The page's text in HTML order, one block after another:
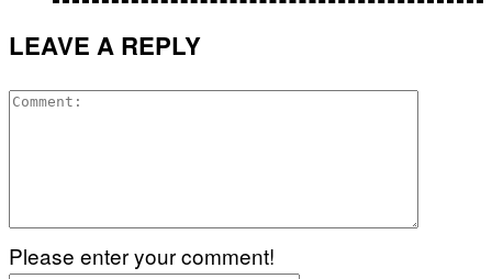
LEAVE A REPLY
Please enter your comment!